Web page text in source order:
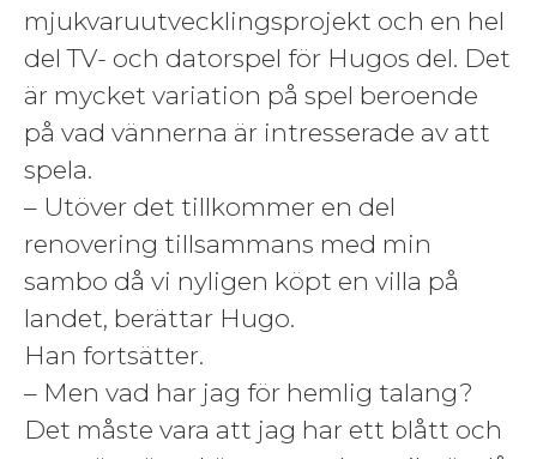
mjukvaruutvecklingsprojekt och en hel
del TV- och datorspel för Hugos del. Det
är mycket variation på spel beroende
på vad vännerna är intresserade av att
spela.
– Utöver det tillkommer en del
renovering tillsammans med min
sambo då vi nyligen köpt en villa på
landet, berättar Hugo.
Han fortsätter.
– Men vad har jag för hemlig talang?
Det måste vara att jag har ett blått och